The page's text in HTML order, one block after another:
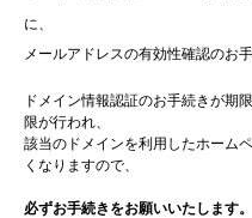
に、
メールアドレスの有効性確認のお
ドメイン情報認証のお手続きが期
限が行われ、
該当のドメインを利用したホーム
くなりますので、
必ずお手続きをお願いいたします。